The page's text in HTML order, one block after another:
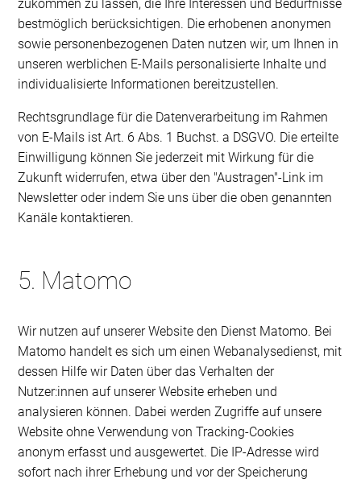
zukommen zu lassen, die Ihre Interessen und Bedürfnisse
bestmöglich berücksichtigen. Die erhobenen anonymen
sowie personenbezogenen Daten nutzen wir, um Ihnen in
unseren werblichen E-Mails personalisierte Inhalte und
individualisierte Informationen bereitzustellen.
Rechtsgrundlage für die Datenverarbeitung im Rahmen
von E-Mails ist Art. 6 Abs. 1 Buchst. a DSGVO. Die erteilte
Einwilligung können Sie jederzeit mit Wirkung für die
Zukunft widerrufen, etwa über den "Austragen"-Link im
Newsletter oder indem Sie uns über die oben genannten
Kanäle kontaktieren.
5. Matomo
Wir nutzen auf unserer Website den Dienst Matomo. Bei
Matomo handelt es sich um einen Webanalysedienst, mit
dessen Hilfe wir Daten über das Verhalten der
Nutzer:innen auf unserer Website erheben und
analysieren können. Dabei werden Zugriffe auf unsere
Website ohne Verwendung von Tracking-Cookies
anonym erfasst und ausgewertet. Die IP-Adresse wird
sofort nach ihrer Erhebung und vor der Speicherung